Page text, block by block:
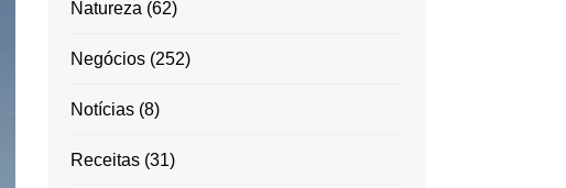
Natureza (62)
Negócios(252)
Notícias(8)
Receitas(31)